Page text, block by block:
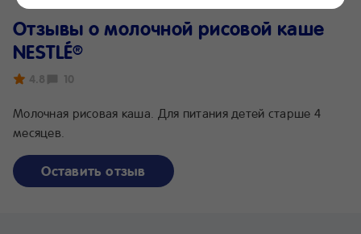
Отзывы о молочной рисовой каше
NESTLÉ®
4.8 10
Молочная рисовая каша. Для питания детей старше 4
месяцев.
Оставить отзыв